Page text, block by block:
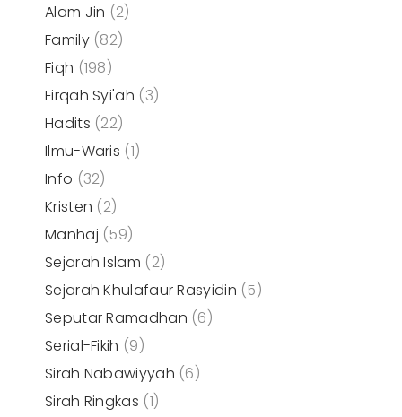
Alam Jin (2)
Family (82)
Fiqh (198)
Firqah Syi'ah (3)
Hadits (22)
Ilmu-Waris (1)
Info (32)
Kristen (2)
Manhaj (59)
Sejarah Islam (2)
Sejarah Khulafaur Rasyidin (5)
Seputar Ramadhan (6)
Serial-Fikih (9)
Sirah Nabawiyyah (6)
Sirah Ringkas (1)